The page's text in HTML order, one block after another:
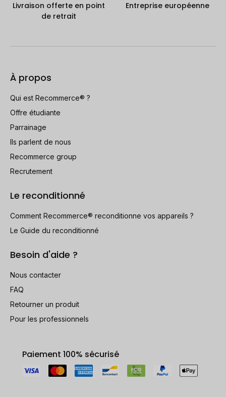
Livraison offerte en point
de retrait
Entreprise européenne
À propos
Qui est Recommerce® ?
Offre étudiante
Parrainage
Ils parlent de nous
Recommerce group
Recrutement
Le reconditionné
Comment Recommerce® reconditionne vos appareils ?
Le Guide du reconditionné
Besoin d'aide ?
Nous contacter
FAQ
Retourner un produit
Pour les professionnels
Paiement 100% sécurisé